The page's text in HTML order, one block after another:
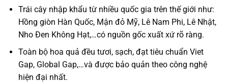
Trái cây nhập khẩu từ nhiều quốc gia trên thế giới như:
Hồng giòn Hàn Quốc, Mận đỏ Mỹ, Lê Nam Phi, Lê Nhật,
Nho Đen Không Hạt,…có nguồn gốc xuất xứ rõ ràng.
Toàn bộ hoa quả đều tươi, sạch, đạt tiêu chuẩn Viet
Gap, Global Gap,…và được bảo quản theo công nghệ
hiện đại nhất.